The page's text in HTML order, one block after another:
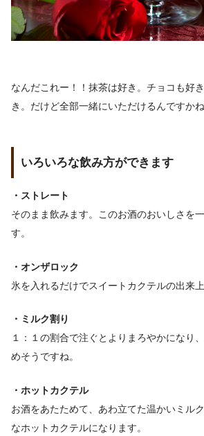
なんだこれー！！抹茶は好き。チョコも好
き。だけど全部一緒にいただけるんですか
いろいろな飲み方ができます
・ストレート
そのまま飲みます。このお酒のおいしさを
す。
・オンザロック
氷を入れるだけでスイートカクテルの出来上
・ミルク割り
１：１の割合で注ぐとよりまろやかになり
めそうですね。
・ホットカクテル
お酒をあたためて、あわ立てた温かいミル
なホットカクテルになります。